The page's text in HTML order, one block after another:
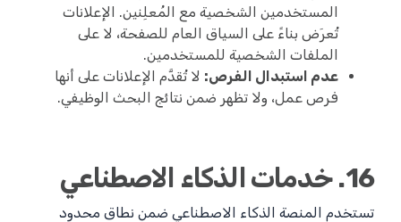
المستخدمين الشخصية مع المُعلِنين. الإعلانات
تُعرَض بناءً على السياق العام للصفحة، لا على
الملفات الشخصية للمستخدمين.
عدم استبدال الفرص: لا تُقدَّم الإعلانات على أنها
فرص عمل، ولا تظهر ضمن نتائج البحث الوظيفي.
16. خدمات الذكاء الاصطناعي
تستخدم المنصة الذكاء الاصطناعي ضمن نطاق محدود